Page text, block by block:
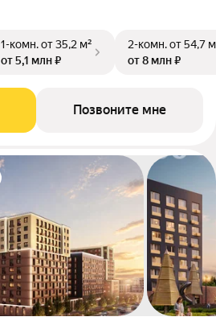
1-комн.от 35,2 м²
от 5,1 млн ₽
2-комн.от 54,7
от 8 млн ₽
Позвоните мне